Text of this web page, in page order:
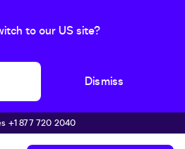
to our US site?
Dismiss
+1 877 720 2040